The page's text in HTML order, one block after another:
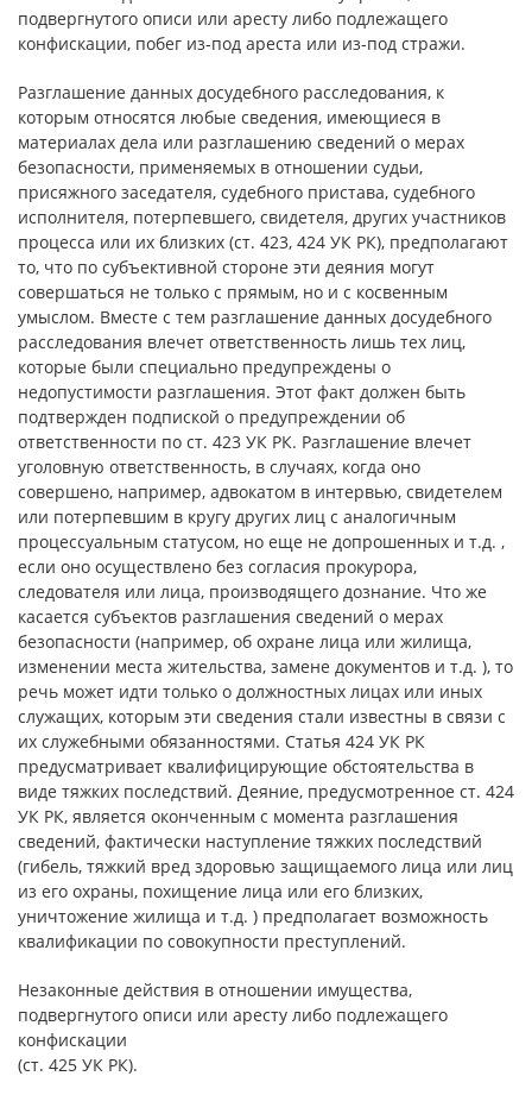
подвергнутого описи или аресту либо подлежащего
конфискации, побег из-под ареста или из-под стражи.
Разглашение данных досудебного расследования, к
которым относятся любые сведения, имеющиеся в
материалах дела или разглашению сведений о мерах
безопасности, применяемых в отношении судьи,
присяжного заседателя, судебного пристава, судебного
исполнителя, потерпевшего, свидетеля, других участников
процесса или их близких (ст. 423, 424 УК РК), предполагают
то, что по субъективной стороне эти деяния могут
совершаться не только с прямым, но и с косвенным
умыслом. Вместе с тем разглашение данных досудебного
расследования влечет ответственность лишь тех лиц,
которые были специально предупреждены о
недопустимости разглашения. Этот факт должен быть
подтвержден подпиской о предупреждении об
ответственности по ст. 423 УК РК. Разглашение влечет
уголовную ответственность, в случаях, когда оно
совершено, например, адвокатом в интервью, свидетелем
или потерпевшим в кругу других лиц с аналогичным
процессуальным статусом, но еще не допрошенных и т.д. ,
если оно осуществлено без согласия прокурора,
следователя или лица, производящего дознание. Что же
касается субъектов разглашения сведений о мерах
безопасности (например, об охране лица или жилища,
изменении места жительства, замене документов и т.д. ), то
речь может идти только о должностных лицах или иных
служащих, которым эти сведения стали известны в связи с
их служебными обязанностями. Статья 424 УК РК
предусматривает квалифицирующие обстоятельства в
виде тяжких последствий. Деяние, предусмотренное ст. 424
УК РК, является оконченным с момента разглашения
сведений, фактически наступление тяжких последствий
(гибель, тяжкий вред здоровью защищаемого лица или лиц
из его охраны, похищение лица или его близких,
уничтожение жилища и т.д. ) предполагает возможность
квалификации по совокупности преступлений.
Незаконные действия в отношении имущества,
подвергнутого описи или аресту либо подлежащего
конфискации
(ст. 425 УК РК).